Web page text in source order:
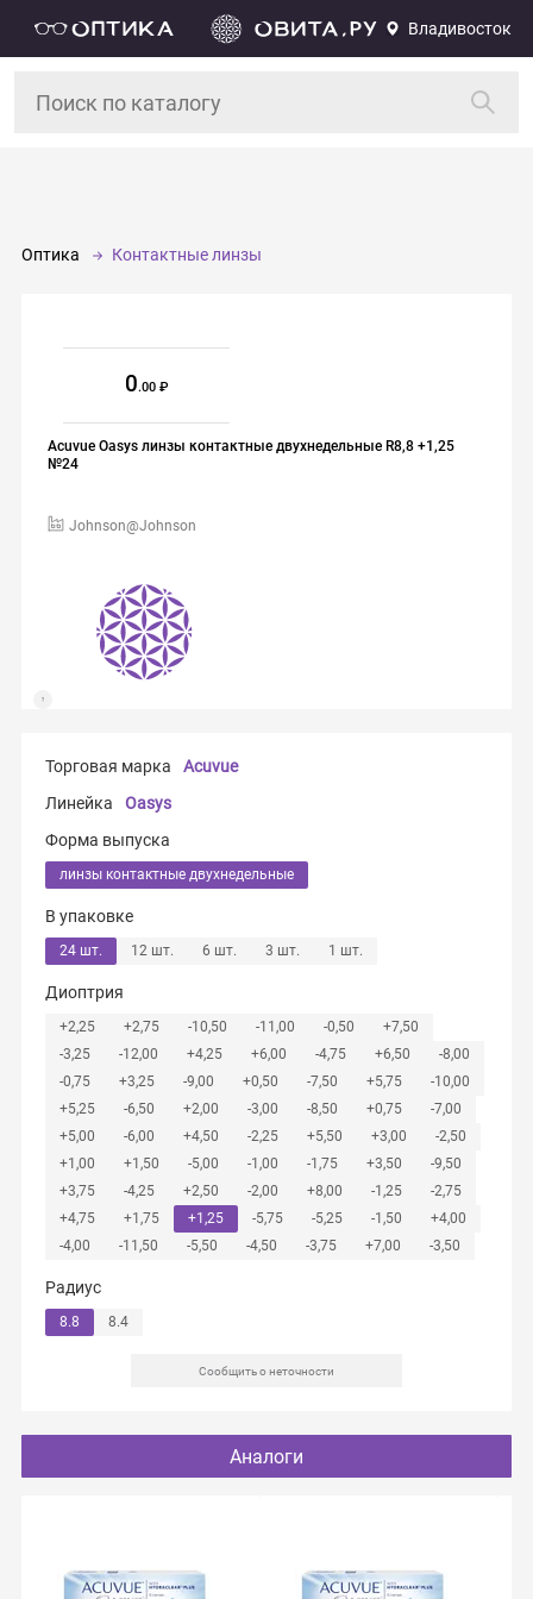
Владивосток
Оптика Контактные линзы
Acuvue Oasys линзы контактные двухнедельные R8,8 +1,25
№24
Johnson@Johnson
0.00
Торговая марка
Acuvue
Линейка
Oasys
Форма выпуска
линзы контактные двухнедельные
В упаковке
24 шт. 12 шт. 6 шт. 3 шт. 1 шт.
Диоптрия
+2,25 +2,75 -10,50 -11,00 -0,50
+7,50
-3,25
-12,00 +4,25 +6,00 -4,75 +6,50
-8,00
-0,75
+3,25 -9,00 +0,50 -7,50 +5,75
-10,00
+5,25
-6,50 +2,00 -3,00 -8,50 +0,75
-7,00
+5,00
-6,00 +4,50 -2,25 +5,50 +3,00
-2,50
+1,00
+1,50 -5,00 -1,00 -1,75 +3,50
-9,50
+3,75
-4,25 +2,50 -2,00 +8,00 -1,25
-2,75
+4,75
+1,75 +1,25 -5,75 -5,25 -1,50
+4,00
-4,00
-11,50 -5,50 -4,50 -3,75 +7,00 -3,50
Радиус
8.8 8.4
Сообщить о неточности
Аналоги